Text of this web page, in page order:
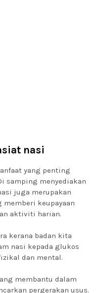
nasi
yang penting
samping menyediakan
juga merupakan
keupayaan
aktiviti harian.
kerana badan kita
nasi kepada glukos
dan mental.
membantu dalam
pergerakan usus.